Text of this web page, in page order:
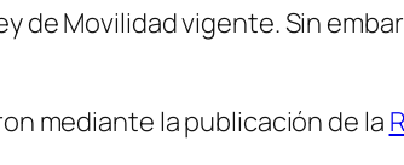
de Movilidad vigente. Sin
mediante la publicación de la